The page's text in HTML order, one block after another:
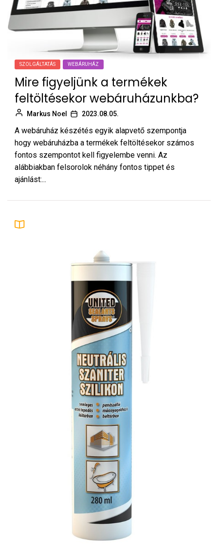
SZOLGÁLTATÁS WEBÁRUHÁZ
Mire figyeljünk a termékek
feltöltésekor webáruházunkba?
Markus Noel 2023.08.05.
A webáruház készétés egyik alapvető szempontja
hogy webáruházba a termékek feltöltésekor számos
fontos szempontot kell figyelembe venni. Az
alábbiakban felsorolok néhány fontos tippet és
ajánlást:...